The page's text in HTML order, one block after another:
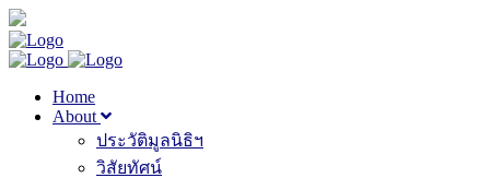
Home
About
ประวัติมูลนิธิฯ
วิสัยทัศน์